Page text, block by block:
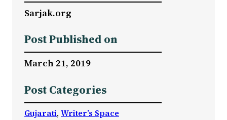
Sarjak.org
Post Published on
March 21, 2019
Post Categories
Gujarati, Writer’s Space